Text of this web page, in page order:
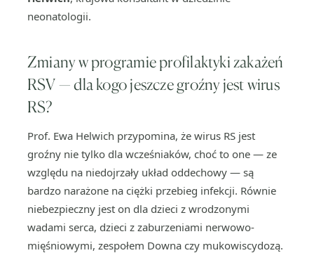
neonatologii.
Zmiany w programie profilaktyki zakażeń
RSV — dla kogo jeszcze groźny jest wirus
RS?
Prof. Ewa Helwich przypomina, że wirus RS jest
groźny nie tylko dla wcześniaków, choć to one — ze
względu na niedojrzały układ oddechowy — są
bardzo narażone na ciężki przebieg infekcji. Równie
niebezpieczny jest on dla dzieci z wrodzonymi
wadami serca, dzieci z zaburzeniami nerwowo-
mięśniowymi, zespołem Downa czy mukowiscydozą.